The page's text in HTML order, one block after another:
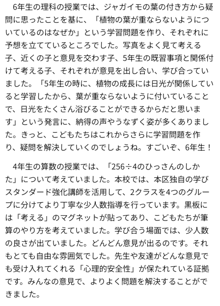
6年生の理科の授業では、ジャガイモの葉の付き方から疑
問に思ったことを基に、「植物の葉が重ならないようにつ
いているのはなぜか」という学習問題を作り、それぞれに
予想を立てているところでした。写真をよく見て考える
子、近くの子と意見を交わす子、5年生の既習事項と関係付
けて考える子、それぞれが意見を出し合い、学び合ってい
ました。「5年生の時に、植物の成長には日光が関係してい
ると学習したから、葉が重ならないように付いていること
で、日光をたくさん浴びることができるからだと思いま
す」という発言に、納得の声やうなずく姿が多くありまし
た。きっと、こどもたちはこれからさらに学習問題を作
り、疑問を解決していくのでしょうね。すごいぞ、6年生！
4年生の算数の授業では、「256÷4のひっさんのしか
た」について考えていました。本校では、本区独自の学び
スタンダード強化講師を活用して、2クラスを4つのグルー
プに分けてより丁寧な少人数指導を行っています。黒板に
は「考える」のマグネットが貼ってあり、こどもたちが筆
算のやり方を考えていました。学び合う場面では、少人数
の良さが出ていました。どんどん意見が出るのです。それ
もとても自由な雰囲気でした。先生や友達がどんな意見で
も受け入れてくれる「心理的安全性」が保たれている証拠
です。みんなの意見で、よりよく問題を解決することがで
きました。